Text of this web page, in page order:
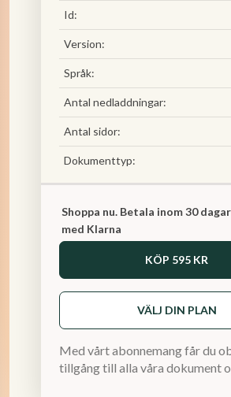
Id:
Version:
Språk:
Antal nedladdningar:
Antal sidor:
Dokumenttyp:
Shoppa nu. Betala inom 30 dagar
med Klarna
KÖP 595 KR
VÄLJ DIN PLAN
Med vårt abonnemang får du
tillgång till alla våra dokument